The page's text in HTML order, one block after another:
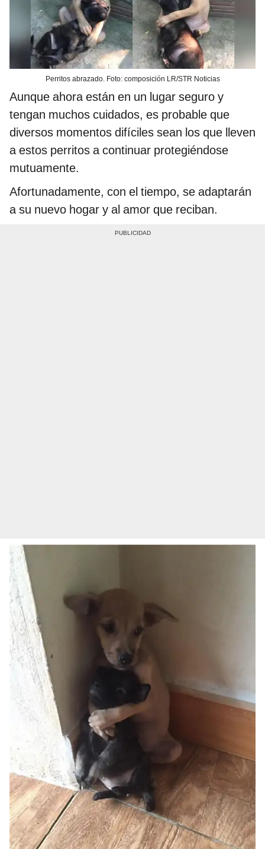
Perritos abrazado. Foto: composición LR/STR Noticias
Aunque ahora están en un lugar seguro y
tengan muchos cuidados, es probable que
diversos momentos difíciles sean los que lleven
a estos perritos a continuar protegiéndose
mutuamente.
Afortunadamente, con el tiempo, se adaptarán
a su nuevo hogar y al amor que reciban.